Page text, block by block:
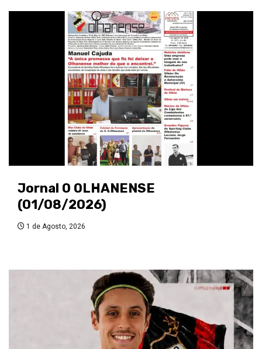
Jornal O OLHANENSE
(01/08/2026)
1 de Agosto, 2026